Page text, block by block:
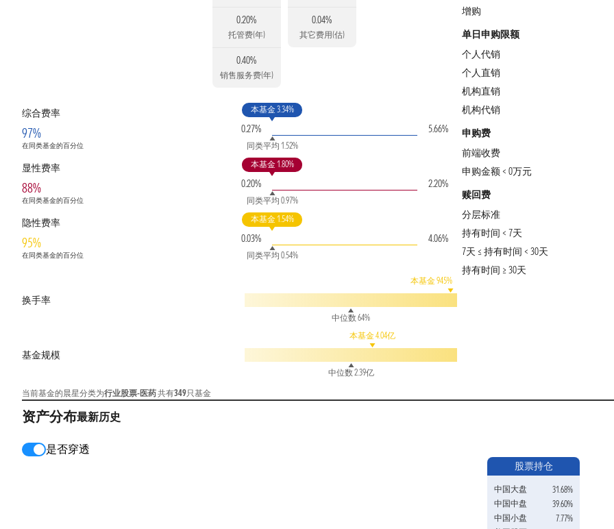
0.20%
托管费(年)
0.40%
销售服务费(年)
0.04%
其它费用(估)
综合费率
97%
在同类基金的百分位
0.27%
本基金 3.34%
同类平均 1.52%
5.66%
显性费率
88%
在同类基金的百分位
0.20%
本基金 1.80%
同类平均 0.97%
2.20%
隐性费率
95%
在同类基金的百分位
0.03%
本基金 1.54%
同类平均 0.54%
4.06%
换手率
本基金 945%
中位数 64%
基金规模
本基金 4.04亿
中位数 2.39亿
当前基金的晨星分类为行业股票-医药共有349只基金
增购
单日申购限额
个人代销
个人直销
机构直销
机构代销
申购费
前端收费
申购金额 < 0万元
赎回费
分层标准
持有时间 < 7天
7天 ≤ 持有时间 < 30天
持有时间 ≥ 30天
资产分布最新历史
是否穿透
股票持仓
中国大盘
31.68%
中国中盘
39.60%
中国小盘
7.77%